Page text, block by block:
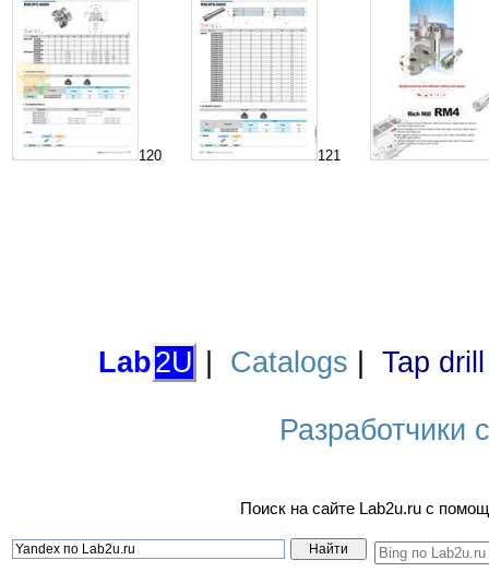
120 121
Lab2U Catalogs Tap
Разработчики
Поиск на сайте Lab2u.ru с